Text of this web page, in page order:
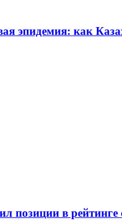
эпидемия: как
позиции в рейтинге